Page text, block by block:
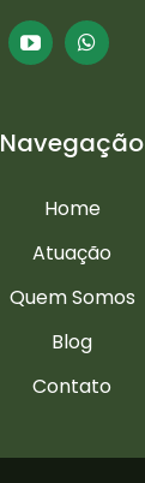
Navegação
Home
Atuação
Quem Somos
Blog
Contato